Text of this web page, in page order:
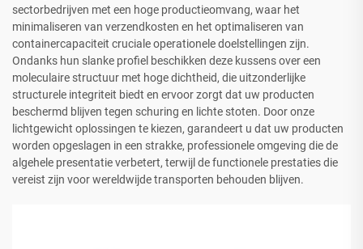
sectorbedrijven met een hoge productieomvang, waar het
minimaliseren van verzendkosten en het optimaliseren van
containercapaciteit cruciale operationele doelstellingen zijn.
Ondanks hun slanke profiel beschikken deze kussens over een
moleculaire structuur met hoge dichtheid, die uitzonderlijke
structurele integriteit biedt en ervoor zorgt dat uw producten
beschermd blijven tegen schuring en lichte stoten. Door onze
lichtgewicht oplossingen te kiezen, garandeert u dat uw producten
worden opgeslagen in een strakke, professionele omgeving die de
algehele presentatie verbetert, terwijl de functionele prestaties die
vereist zijn voor wereldwijde transporten behouden blijven.